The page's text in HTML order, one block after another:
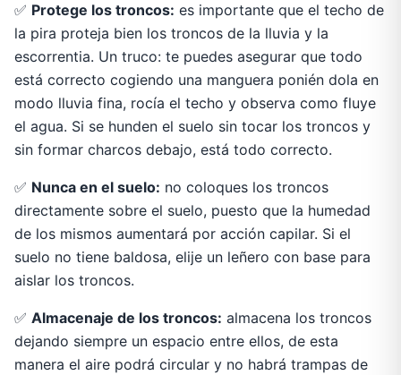
✅ Protege los troncos: es importante que el techo de
la pira proteja bien los troncos de la lluvia y la
escorrentia. Un truco: te puedes asegurar que todo
está correcto cogiendo una manguera ponién dola en
modo lluvia fina, rocía el techo y observa como fluye
el agua. Si se hunden el suelo sin tocar los troncos y
sin formar charcos debajo, está todo correcto.
✅ Nunca en el suelo: no coloques los troncos
directamente sobre el suelo, puesto que la humedad
de los mismos aumentará por acción capilar. Si el
suelo no tiene baldosa, elije un leñero con base para
aislar los troncos.
✅ Almacenaje de los troncos: almacena los troncos
dejando siempre un espacio entre ellos, de esta
manera el aire podrá circular y no habrá trampas de